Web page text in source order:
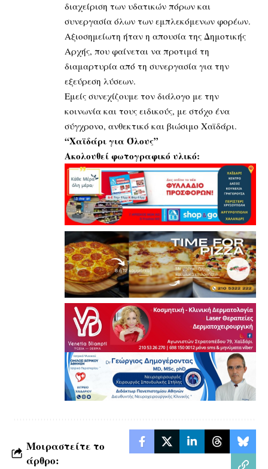
διαχείριση των υδατικών πόρων και
συνεργασία όλων των εμπλεκόμενων φορέων.
Αξιοσημείωτη ήταν η απουσία της Δημοτικής
Αρχής, που φαίνεται να προτιμά τη
διαμαρτυρία από τη συνεργασία για την
εξεύρεση λύσεων.
Εμείς συνεχίζουμε τον διάλογο με την
κοινωνία και τους ειδικούς, με στόχο ένα
σύγχρονο, ανθεκτικό και βιώσιμο Χαϊδάρι.
“Χαϊδάρι για Όλους”
Ακολουθεί φωτογραφικό υλικό:
Μοιραστείτε το
άρθρο: